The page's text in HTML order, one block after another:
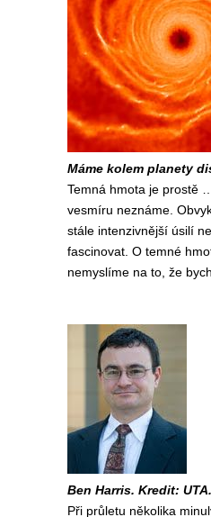
Máme kolem planety
Temná hmota je prostě
vesmíru neznáme.
stále intenzivnější úsilí
fascinovat. O temné
nemyslíme na to, že
Ben Harris. Kredit: UTA.
Při průletu několika